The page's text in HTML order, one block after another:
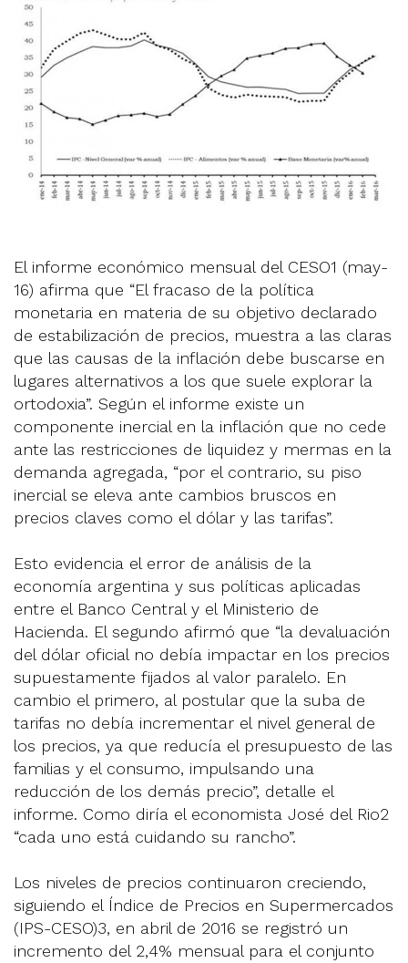
El informe económico mensual del CESO1 (may-
16) afirma que “El fracaso de la política
monetaria en materia de su objetivo declarado
de estabilización de precios, muestra a las claras
que las causas de la inflación debe buscarse en
lugares alternativos a los que suele explorar la
ortodoxia”. Según el informe existe un
componente inercial en la inflación que no cede
ante las restricciones de liquidez y mermas en la
demanda agregada, “por el contrario, su piso
inercial se eleva ante cambios bruscos en
precios claves como el dólar y las tarifas”.
Esto evidencia el error de análisis de la
economía argentina y sus políticas aplicadas
entre el Banco Central y el Ministerio de
Hacienda. El segundo afirmó que “la devaluación
del dólar oficial no debía impactar en los precios
supuestamente fijados al valor paralelo. En
cambio el primero, al postular que la suba de
tarifas no debía incrementar el nivel general de
los precios, ya que reducía el presupuesto de las
familias y el consumo, impulsando una
reducción de los demás precio”, detalle el
informe. Como diría el economista José del Rio2
“cada uno está cuidando su rancho”.
Los niveles de precios continuaron creciendo,
siguiendo el Índice de Precios en Supermercados
(IPS-CESO)3, en abril de 2016 se registró un
incremento del 2,4% mensual para el conjunto